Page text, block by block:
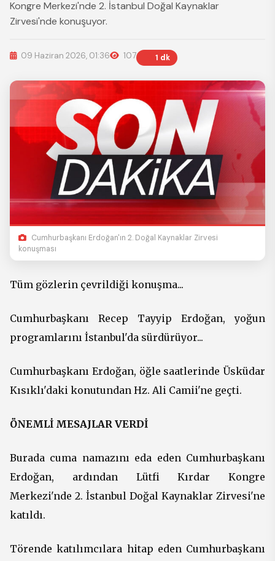
Kongre Merkezi'nde 2. İstanbul Doğal Kaynaklar
Zirvesi'nde konuşuyor.
09 Haziran 2026, 01:36 107 1 dk
Cumhurbaşkanı Erdoğan'ın 2. Doğal Kaynaklar Zirvesi
konuşması
Tüm gözlerin çevrildiği konuşma...
Cumhurbaşkanı Recep Tayyip Erdoğan, yoğun
programlarını İstanbul'da sürdürüyor...
Cumhurbaşkanı Erdoğan, öğle saatlerinde Üsküdar
Kısıklı'daki konutundan Hz. Ali Camii'ne geçti.
ÖNEMLİ MESAJLAR VERDİ
Burada cuma namazını eda eden Cumhurbaşkanı
Erdoğan, ardından Lütfi Kırdar Kongre
Merkezi'nde 2. İstanbul Doğal Kaynaklar Zirvesi'ne
katıldı.
Törende katılımcılara hitap eden Cumhurbaşkanı